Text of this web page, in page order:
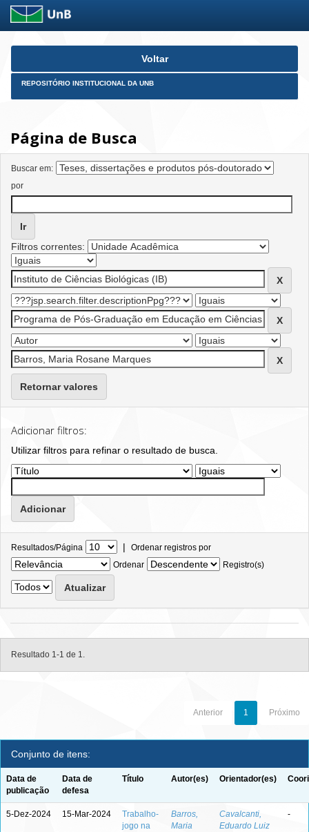
Skip
Voltar
REPOSITÓRIO INSTITUCIONAL DA UNB
Página de Busca
Buscar em:
por
Filtros correntes:
Retornar valores
Adicionar filtros:
Utilizar filtros para refinar o resultado de busca.
Resultados/Página | Ordenar registros por
Ordenar
Registro(s)
Resultado 1-1 de 1.
Anterior 1 Próximo
Conjunto de itens:
Data de
publicação
Data de
defesa
Título Autor(es) Orientador(es)
5-Dez-2024 15-Mar-2024
Trabalho-
jogo na
Barros,
Maria
Cavalcanti,
Eduardo Luiz
-